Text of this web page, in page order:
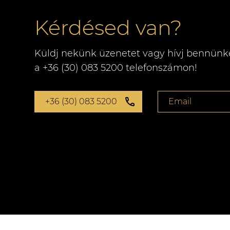
Kérdésed van?
Küldj nekünk üzenetet vagy hívj
a +36 (30) 083 5200 telefonszámon!
+36 (30) 083 5200 Email